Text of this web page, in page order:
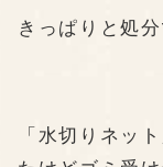
きっぱりと処分
「水切りネッ